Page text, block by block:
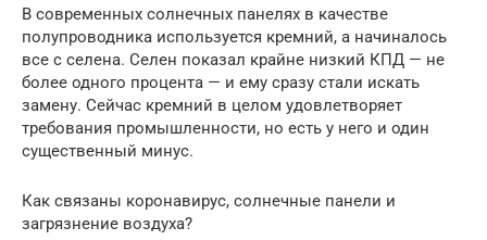
В современных солнечных панелях в качестве
полупроводника используется кремний, а начиналось
все с селена. Селен показал крайне низкий КПД — не
более одного процента — и ему сразу стали искать
замену. Сейчас кремний в целом удовлетворяет
требования промышленности, но есть у него и один
существенный минус.
Как связаны коронавирус, солнечные панели и
загрязнение воздуха?